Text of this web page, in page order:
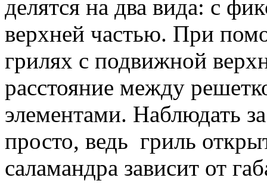
делятся на два вида: с
верхней частью. При
грилях с подвижной
расстояние между
элементами. Наблюдать
просто, ведь гриль
саламандра зависит от